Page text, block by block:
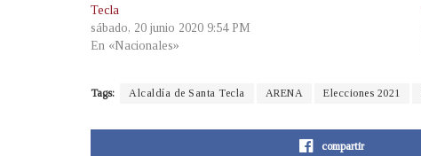
Tecla
sábado, 20 junio 2020 9:54 PM
En «Nacionales»
Tags: Alcaldía de Santa Tecla ARENA Elecciones 2021
compartir